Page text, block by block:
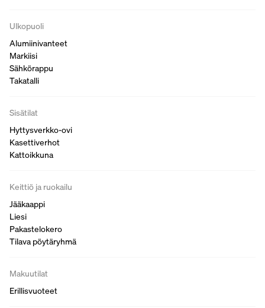
Ulkopuoli
Alumiinivanteet
Markiisi
Sähkörappu
Takatalli
Sisätilat
Hyttysverkko-ovi
Kasettiverhot
Kattoikkuna
Keittiö ja ruokailu
Jääkaappi
Liesi
Pakastelokero
Tilava pöytäryhmä
Makuutilat
Erillisvuoteet